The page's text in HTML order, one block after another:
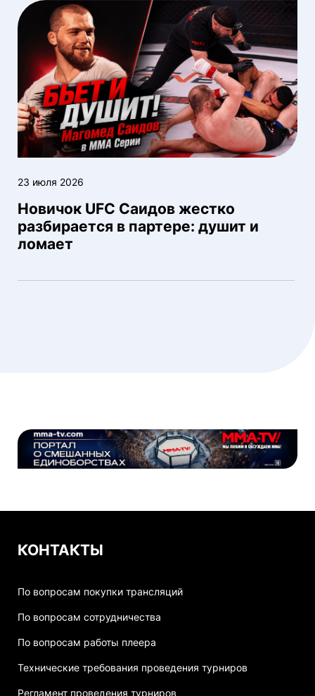
23 июля 2026
Новичок UFC Саидов жестко
разбирается в партере: душит и
ломает
КОНТАКТЫ
По вопросам покупки трансляций
По вопросам сотрудничества
По вопросам работы плеера
Технические требования проведения турниров
Регламент проведения турниров